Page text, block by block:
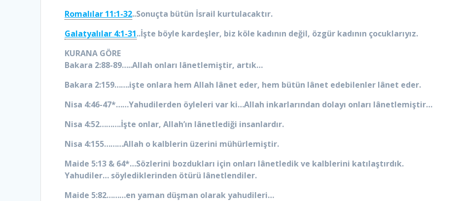
Romalılar 11:1-32..Sonuçta bütün İsrail kurtulacaktır.
Galatyalılar 4:1-31..İşte böyle kardeşler, biz köle kadının değil, özgür kadının çocuklarıyız.
KURANA GÖRE
Bakara 2:88-89…..Allah onları lânetlemiştir, artık…
Bakara 2:159…….işte onlara hem Allah lânet eder, hem bütün lânet edebilenler lânet eder.
Nisa 4:46-47*……Yahudilerden öyleleri var ki…Allah inkarlarından dolayı onları lânetlemiştir…
Nisa 4:52……….İşte onlar, Allah’ın lânetlediği insanlardır.
Nisa 4:155………Allah o kalblerin üzerini mühürlemiştir.
Maide 5:13 & 64*…Sözlerini bozdukları için onları lânetledik ve kalblerini katılaştırdık.
Yahudiler… söylediklerinden ötürü lânetlendiler.
Maide 5:82………en yaman düşman olarak yahudileri…